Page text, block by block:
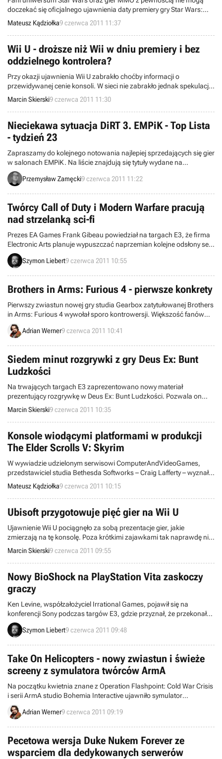
doczekać się oficjalnego ujawnienia daty premiery gry Star Wars:
The Old Republic, produkowanej przez studio BioWare. Z pewnością
zainteresuje ich fakt, że być może przez nieuwagę przedstawiciela
firmy Razer dowiedzieliśmy się, kiedy tytuł kanadyjskiego studia
pojawi się na półkach sklepowych.
Mateusz Kądziołka9 czerwca 2011 11:37
Wii U - droższe niż Wii w dniu premiery i bez
oddzielnego kontrolera?
Przy okazji ujawnienia Wii U zabrakło choćby informacji o
przewidywanej cenie konsoli. W sieci nie zabrakło jednak spekulacji
na ten temat i sporo wskazuje na to, że nie będzie to tanie
urządzenie. Dochodzą też do nas niepokojące wieści dotyczące
nowego kontrolera.
Marcin Skierski9 czerwca 2011 11:30
Nieciekawa sytuacja DiRT 3. EMPiK - Top Lista
- tydzień 23
Zapraszamy do kolejnego notowania najlepiej sprzedających się gier
w salonach EMPiK. Na liście znajdują się tytuły wydane na
komputery osobiste oraz konsole PSP, PS3 i Xbox 360. Dane
pochodzą ze 166 salonów z okresu pomiędzy 30 maja a 5 czerwca.
Przemysław Zamęcki9 czerwca 2011 11:22
Twórcy Call of Duty i Modern Warfare pracują
nad strzelanką sci-fi
Prezes EA Games Frank Gibeau powiedział na targach E3, że firma
Electronic Arts planuje wypuszczać naprzemian kolejne odsłony serii
Battlefield oraz Medal of Honor. Wydawca ma w zanadrzu także
nowe projekty Insomniac Games oraz Respawn Entertainment, czyli
Szymon Liebert9 czerwca 2011 10:55
Brothers in Arms: Furious 4 - pierwsze konkrety
Pierwszy zwiastun nowej gry studia Gearbox zatytułowanej Brothers
in Arms: Furious 4 wywołał sporo kontrowersji. Większość fanów
cyklu zareagowała negatywnie na zastąpienie poważnej wojennej
atmosfery lekkim i bardzo humorystycznym podejściem do tematu.
Adrian Werner9 czerwca 2011 10:41
Siedem minut rozgrywki z gry Deus Ex: Bunt
Ludzkości
Na trwających targach E3 zaprezentowano nowy materiał
prezentujący rozgrywkę w Deus Ex: Bunt Ludzkości. Pozwala on
przyjrzeć się nie publikowanemu nigdy wcześniej fragmentowi
kampanii.
Marcin Skierski9 czerwca 2011 10:35
Konsole wiodącymi platformami w produkcji
The Elder Scrolls V: Skyrim
W wywiadzie udzielonym serwisowi ComputerAndVideoGames,
przedstawiciel studia Bethesda Softworks – Craig Lafferty – wyznał,
że konsole są wiodącymi platformami w procesie produkcji The
Elder Scrolls V: Skyrim. Tym samym, wersja pecetowa gry będzie
tylko portem.
Mateusz Kądziołka9 czerwca 2011 10:15
Ubisoft przygotowuje pięć gier na Wii U
Ujawnienie Wii U pociągnęło za sobą prezentacje gier, jakie
zmierzają na tę konsolę. Poza krótkimi zajawkami tak naprawdę nie
wiemy na ich temat zbyt wiele. Przed szereg wyłamała się firma
Ubisoft, zapowiadając pięć przygotowywanych produkcji, z czego
dwie to zupełnie nowe marki.
Marcin Skierski9 czerwca 2011 09:55
Nowy BioShock na PlayStation Vita zaskoczy
graczy
Ken Levine, współzałożyciel Irrational Games, pojawił się na
konferencji Sony podczas targów E3, gdzie przyznał, że przekonał
się do PlayStation Move i zapowiedział grę z serii BioShock na nową
konsolę firmy, czyli PlayStation Vita. W kolejnych wywiadach znany
Szymon Liebert9 czerwca 2011 09:48
Take On Helicopters - nowy zwiastun i świeże
screeny z symulatora twórców ArmA
Na początku kwietnia znane z Operation Flashpoint: Cold War Crisis
i serii ArmA studio Bohemia Interactive ujawniło symulator
helikopterów zatytułowany Take On Helicopters. Gra była obecna na
tegorocznym E3, dzięki czemu dostaliśmy masę nowych materiałów
Adrian Werner9 czerwca 2011 09:19
Pecetowa wersja Duke Nukem Forever ze
wsparciem dla dedykowanych serwerów